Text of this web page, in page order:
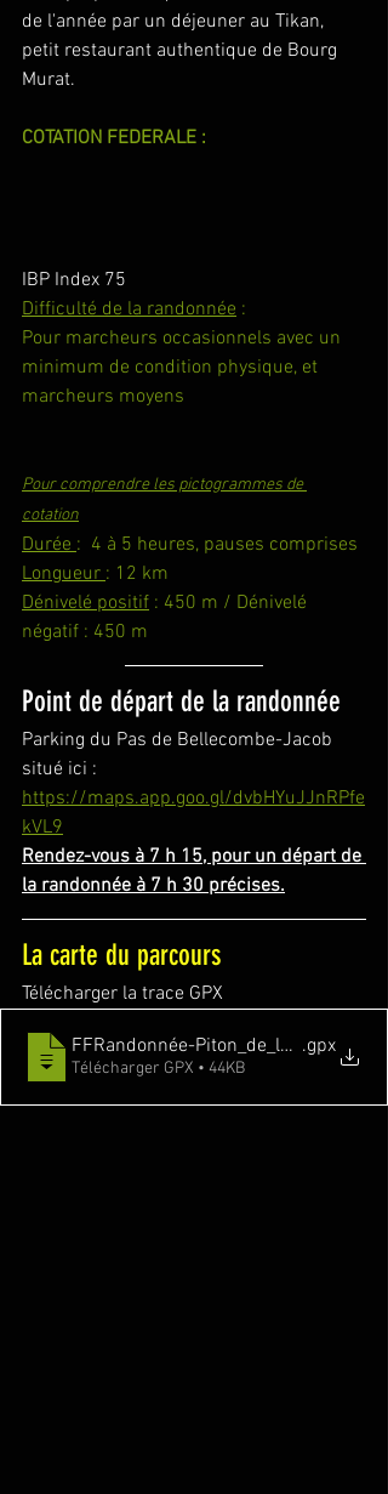
de l'année par un déjeuner au Tikan,
petit restaurant authentique de Bourg
Murat.
COTATION FEDERALE :
IBP Index 75
Difficulté de la randonnée :
Pour marcheurs occasionnels avec un
minimum de condition physique, et
marcheurs moyens
Pour comprendre les pictogrammes de
cotation
Durée :  4 à 5 heures, pauses comprises
Longueur : 12 km
Dénivelé positif : 450 m / Dénivelé
négatif : 450 m
Point de départ de la randonnée
Parking du Pas de Bellecombe-Jacob
situé ici :
https://maps.app.goo.gl/dvbHYuJJnRPfe
kVL9
Rendez-vous à 7 h 15, pour un départ de
la randonnée à 7 h 30 précises.
La carte du parcours
Télécharger la trace GPX
FFRandonnée-Piton_de_la_Fournaise
.gpx
Télécharger GPX • 44KB